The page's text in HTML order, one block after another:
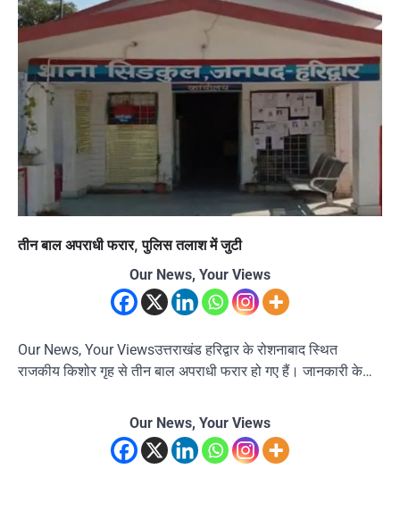
तीन बाल अपराधी फरार, पुलिस तलाश में जुटी
Our News, Your Views
Our News, Your Viewsउत्तराखंड हरिद्वार के रोशनाबाद स्थित
राजकीय किशोर गृह से तीन बाल अपराधी फरार हो गए हैं। जानकारी के…
Our News, Your Views